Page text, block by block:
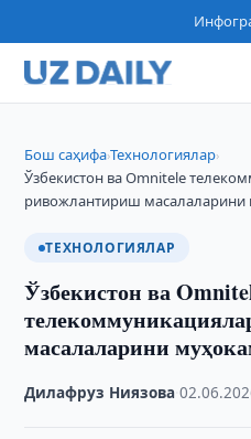
Бош саҳифа›Технологиялар›
Ўзбекистон ва Omnitele
ривожлантириш
ТЕХНОЛОГИЯЛАР
Ўзбекистон ва
масалаларини
Дилафруз Ниязова ·